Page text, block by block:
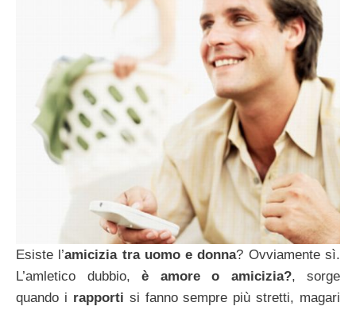
Esiste l’amicizia tra uomo e donna? Ovviamente sì.
L’amletico dubbio, è amore o amicizia?, sorge
quando i rapporti si fanno sempre più stretti, magari